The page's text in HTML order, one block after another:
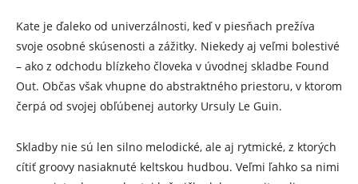
Kate je ďaleko od univerzálnosti, keď v piesňach prežíva
svoje osobné skúsenosti a zážitky. Niekedy aj veľmi bolestivé
– ako z odchodu blízkeho človeka v úvodnej skladbe Found
Out. Občas však vhupne do abstraktného priestoru, v ktorom
čerpá od svojej obľúbenej autorky Ursuly Le Guin.
Skladby nie sú len silno melodické, ale aj rytmické, z ktorých
cítiť groovy nasiaknuté keltskou hudbou. Veľmi ľahko sa nimi